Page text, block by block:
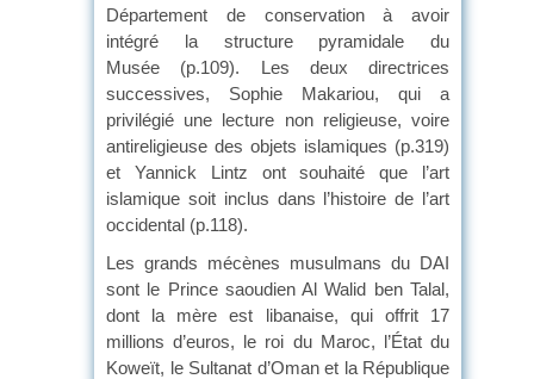
Département de conservation à avoir
intégré la structure pyramidale du
Musée (p.109). Les deux directrices
successives, Sophie Makariou, qui a
privilégié une lecture non religieuse, voire
antireligieuse des objets islamiques (p.319)
et Yannick Lintz ont souhaité que l’art
islamique soit inclus dans l’histoire de l’art
occidental (p.118).
Les grands mécènes musulmans du DAI
sont le Prince saoudien Al Walid ben Talal,
dont la mère est libanaise, qui offrit 17
millions d’euros, le roi du Maroc, l’État du
Koweït, le Sultanat d’Oman et la République